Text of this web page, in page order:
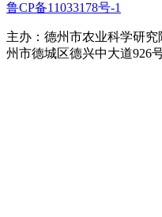
鲁CP备11033178号-1
主办：德州市农业科学研究
州市德城区德兴中大道926